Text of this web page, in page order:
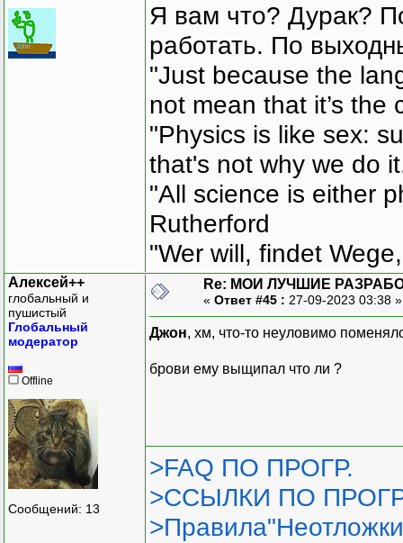
Я вам что? Дурак?
работать. По
"Just because the
not mean that it’s the
"Physics is like sex:
that's not why we do
"All science is either
Rutherford
"Wer will, findet
Алексей++
глобальный и
пушистый
Глобальный
модератор
Offline
Сообщений: 13
Re: МОИ ЛУЧШИЕ
« Ответ #45 : 27-09-2023 03:38
Джон, хм, что-то неуловимо
брови ему выщипал что ли ?
>FAQ ПО ПРОГР.
>ССЫЛКИ ПО